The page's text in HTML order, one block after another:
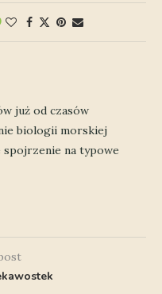
już od czasów
biologii morskiej
spojrzenie na typowe